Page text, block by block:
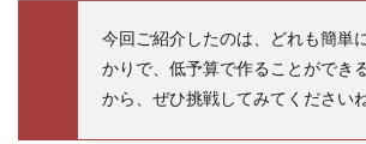
今回ご紹介したのは、どれも簡単
かりで、低予算で作ることができ
から、ぜひ挑戦してみてくださいね